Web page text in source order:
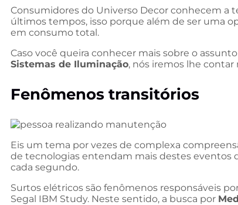
Consumidores do Universo Decor conhecem a
últimos tempos, isso porque além de ser uma
em consumo total.
Caso você queira conhecer mais sobre o
Sistemas de Iluminação, nós iremos lhe
Fenômenos transitórios
Eis um tema por vezes de complexa
de tecnologias entendam mais destes eventos
cada segundo.
Surtos elétricos são fenômenos responsáveis
Segal IBM Study. Neste sentido, a busca por